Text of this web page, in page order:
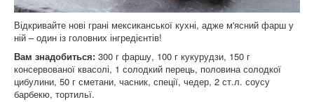
Відкривайте нові грані мексиканської кухні, адже м'ясний фарш у
ній – один із головних інгредієнтів!
Вам знадобиться: 300 г фаршу, 100 г кукурудзи, 150 г
консервованої квасолі, 1 солодкий перець, половина солодкої
цибулини, 50 г сметани, часник, спеції, чедер, 2 ст.л. соусу
барбекю, тортильї.